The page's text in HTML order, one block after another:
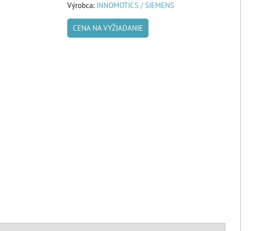
Výrobca: INNOMOTICS / SIEMENS
CENA NA VYŽIADANIE